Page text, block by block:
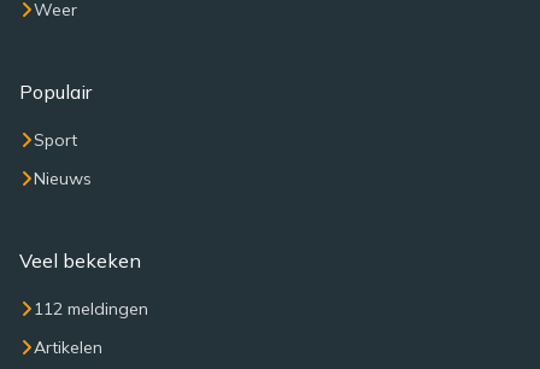
Weer
Populair
Sport
Nieuws
Veel bekeken
112 meldingen
Artikelen